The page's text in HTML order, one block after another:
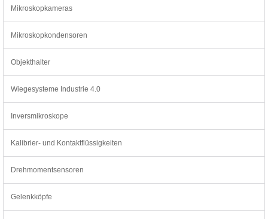
Mikroskopkameras
Mikroskopkondensoren
Objekthalter
Wiegesysteme Industrie 4.0
Inversmikroskope
Kalibrier- und Kontaktflüssigkeiten
Drehmomentsensoren
Gelenkköpfe